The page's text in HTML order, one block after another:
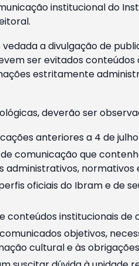
institucional do
a divulgação de
ser evitados
estritamente
deverão ser
anteriores a 4 de
comunicação que
normativos
oficiais do Ibram e de
conteúdos institucionais
objetivos,
cultural e às